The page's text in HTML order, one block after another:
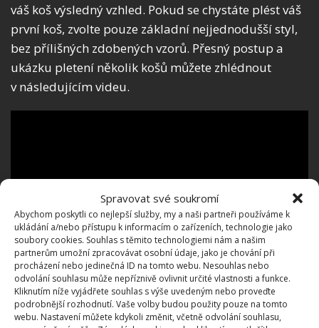
Spravovat své soukromí
Abychom poskytli co nejlepší služby, my a naši partneři používáme k
ukládání a/nebo přístupu k informacím o zařízeních, technologie jako
soubory cookies. Souhlas s těmito technologiemi nám a našim
partnerům umožní zpracovávat osobní údaje, jako je chování při
procházení nebo jedinečná ID na tomto webu. Nesouhlas nebo
odvolání souhlasu může nepříznivě ovlivnit určité vlastnosti a funkce.
Kliknutím níže vyjádřete souhlas s výše uvedeným nebo proveďte
podrobnější rozhodnutí. Vaše volby budou použity pouze na tomto
webu. Nastavení můžete kdykoli změnit, včetně odvolání souhlasu,
váš koš výsledný vzhled. Pokud se chystáte plést váš
první koš, zvolte pouze základní nejjednodušší styl,
bez přílišných zdobených vzorů. Přesný postup a
ukázku pletení několik košů můžete zhlédnout
v následujícím videu.